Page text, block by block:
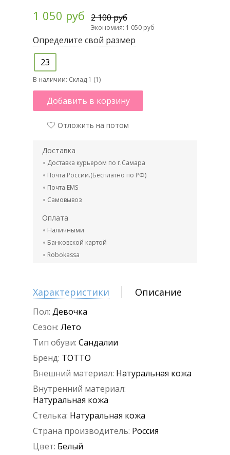
1 050 руб 2 100 руб
Экономия: 1 050 руб
Определите свой размер
23
В наличии: Склад 1 (1)
Добавить в корзину
Отложить на потом
Доставка
Доставка курьером по г.Самара
Почта России.(Бесплатно по РФ)
Почта EMS
Самовывоз
Оплата
Наличными
Банковской картой
Robokassa
Характеристики Описание
Пол: Девочка
Сезон: Лето
Тип обуви: Сандалии
Бренд: ТОТТО
Внешний материал: Натуральная кожа
Внутренний материал:
Натуральная кожа
Стелька: Натуральная кожа
Страна производитель: Россия
Цвет: Белый